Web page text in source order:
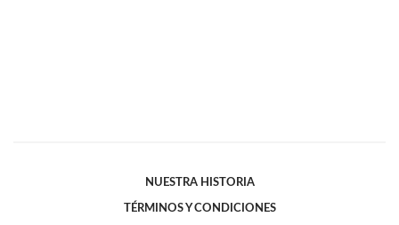
NUESTRA HISTORIA
TÉRMINOS Y CONDICIONES